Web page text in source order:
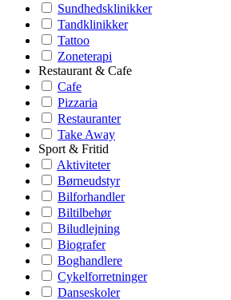
Sundhedsklinikker
Tandklinikker
Tattoo
Zoneterapi
Restaurant & Cafe
Cafe
Pizzaria
Restauranter
Take Away
Sport & Fritid
Aktiviteter
Børneudstyr
Bilforhandler
Biltilbehør
Biludlejning
Biografer
Boghandlere
Cykelforretninger
Danseskoler